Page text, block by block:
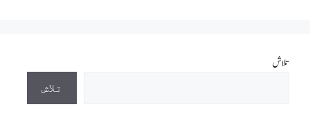
تلاش
تلاش